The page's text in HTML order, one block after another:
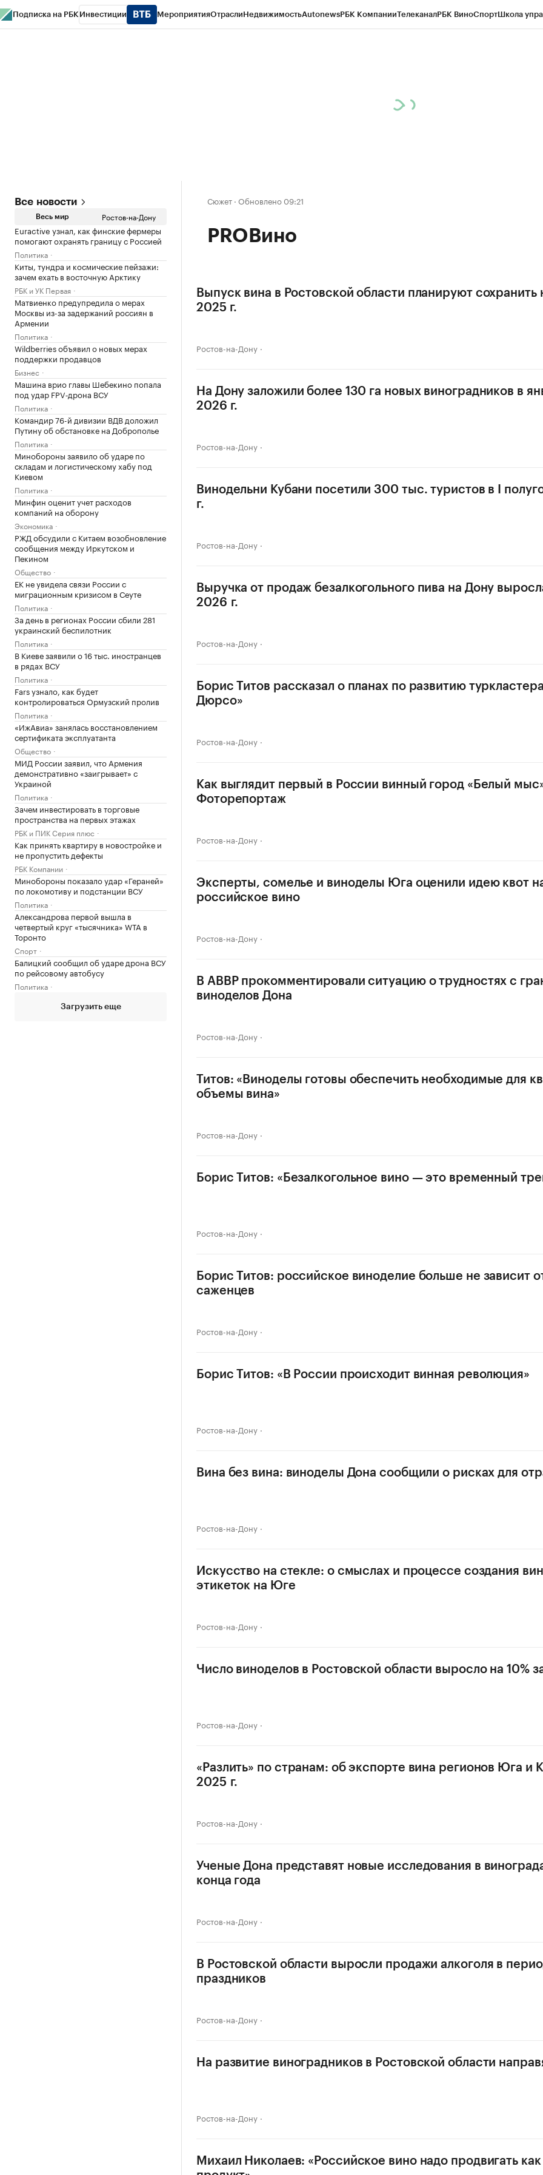
Подписка на РБК Инвестиции МероприятияОтраслиНедвижимостьAutonewsРБК КомпанииТелеканалРБК ВиноСпортШкола
Все новости
Весь мир Ростов-на-Дону
Euractive узнал, как финские фермеры
помогают охранять границу с Россией
Политика
Киты, тундра и космические пейзажи:
зачем ехать в восточную Арктику
РБК и УК Первая
Матвиенко предупредила о мерах
Москвы из-за задержаний россиян в
Армении
Политика
Wildberries объявил о новых мерах
поддержки продавцов
Бизнес
Машина врио главы Шебекино попала
под удар FPV‑дрона ВСУ
Политика
Командир 76-й дивизии ВДВ доложил
Путину об обстановке на Доброполье
Политика
Минобороны заявило об ударе по
складам и логистическому хабу под
Киевом
Политика
Минфин оценит учет расходов
компаний на оборону
Экономика
РЖД обсудили с Китаем возобновление
сообщения между Иркутском и
Пекином
Общество
ЕК не увидела связи России с
миграционным кризисом в Сеуте
Политика
За день в регионах России сбили 281
украинский беспилотник
Политика
В Киеве заявили о 16 тыс. иностранцев
в рядах ВСУ
Политика
Fars узнало, как будет
контролироваться Ормузский пролив
Политика
«ИжАвиа» занялась восстановлением
сертификата эксплуатанта
Общество
МИД России заявил, что Армения
демонстративно «заигрывает» с
Украиной
Политика
Зачем инвестировать в торговые
пространства на первых этажах
РБК и ПИК Серия плюс
Как принять квартиру в новостройке и
не пропустить дефекты
РБК Компании
Минобороны показало удар «Гераней»
по локомотиву и подстанции ВСУ
Политика
Александрова первой вышла в
четвертый круг «тысячника» WTA в
Торонто
Спорт
Балицкий сообщил об ударе дрона ВСУ
по рейсовому автобусу
Политика
Загрузить еще
Сюжет · Обновлено 09:21
PROВино
Выпуск вина в Ростовской области планируют сохранить
2025 г.
Ростов-на-Дону
На Дону заложили более 130 га новых виноградников в
2026 г.
Ростов-на-Дону
Винодельни Кубани посетили 300 тыс. туристов в I
г.
Ростов-на-Дону
Выручка от продаж безалкогольного пива на Дону
2026 г.
Ростов-на-Дону
Борис Титов рассказал о планах по развитию
Дюрсо»
Ростов-на-Дону
Как выглядит первый в России винный город «Белый
Фоторепортаж
Ростов-на-Дону
Эксперты, сомелье и виноделы Юга оценили идею квот
российское вино
Ростов-на-Дону
В АВВР прокомментировали ситуацию о трудностях с
виноделов Дона
Ростов-на-Дону
Титов: «Виноделы готовы обеспечить необходимые для
объемы вина»
Ростов-на-Дону
Борис Титов: «Безалкогольное вино — это временный
Ростов-на-Дону
Борис Титов: российское виноделие больше не зависит
саженцев
Ростов-на-Дону
Борис Титов: «В России происходит винная революция»
Ростов-на-Дону
Вина без вина: виноделы Дона сообщили о рисках для
Ростов-на-Дону
Искусство на стекле: о смыслах и процессе создания
этикеток на Юге
Ростов-на-Дону
Число виноделов в Ростовской области выросло на 10%
Ростов-на-Дону
«Разлить» по странам: об экспорте вина регионов Юга и
2025 г.
Ростов-на-Дону
Ученые Дона представят новые исследования в
конца года
Ростов-на-Дону
В Ростовской области выросли продажи алкоголя в
праздников
Ростов-на-Дону
На развитие виноградников в Ростовской области
Ростов-на-Дону
Михаил Николаев: «Российское вино надо продвигать